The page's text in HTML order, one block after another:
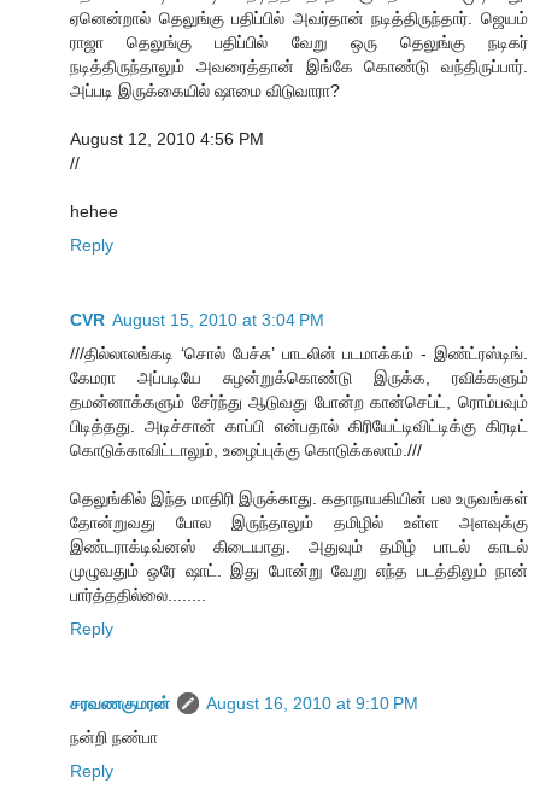
ஏனென்றால் தெலுங்கு பதிப்பில் அவர்தான் நடித்திருந்தார். ஜெயம்
ராஜா தெலுங்கு பதிப்பில் வேறு ஒரு தெலுங்கு நடிகர்
நடித்திருந்தாலும் அவரைத்தான் இங்கே கொண்டு வந்திருப்பார்.
அப்படி இருக்கையில் ஷாமை விடுவாரா?
August 12, 2010 4:56 PM
//
hehee
Reply
CVR August 15, 2010 at 3:04 PM
///தில்லாலங்கடி ‘சொல் பேச்சு’ பாடலின் படமாக்கம் - இண்ட்ரஸ்டிங்.
கேமரா அப்படியே சுழன்றுக்கொண்டு இருக்க, ரவிக்களும்
தமன்னாக்களும் சேர்ந்து ஆடுவது போன்ற கான்செப்ட், ரொம்பவும்
பிடித்தது. அடிச்சான் காப்பி என்பதால் கிரியேட்டிவிட்டிக்கு கிரடிட்
கொடுக்காவிட்டாலும், உழைப்புக்கு கொடுக்கலாம்.///
தெலுங்கில் இந்த மாதிரி இருக்காது. கதாநாயகியின் பல உருவங்கள்
தோன்றுவது போல இருந்தாலும் தமிழில் உள்ள அளவுக்கு
இண்டராக்டிவ்னஸ் கிடையாது. அதுவும் தமிழ் பாடல் காடல்
முழுவதும் ஒரே ஷாட். இது போன்று வேறு எந்த படத்திலும் நான்
பார்த்ததில்லை........
Reply
சரவணகுமரன்
August 16, 2010 at 9:10 PM
நன்றி நண்பா
Reply